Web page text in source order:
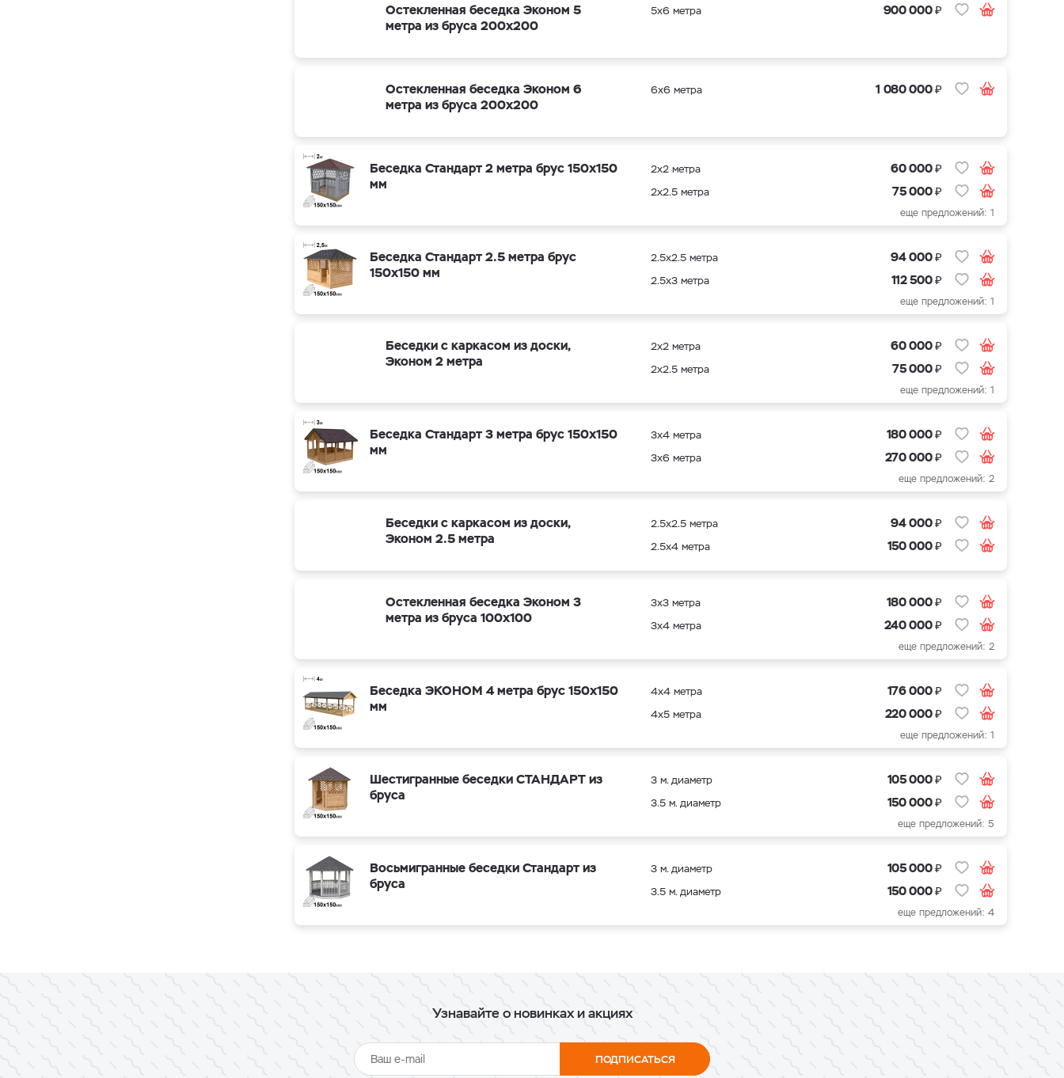
Остекленная беседка Эконом 5
метра из бруса 200х200
5х6 метра 900 000₽
Остекленная беседка Эконом 6
метра из бруса 200х200
6х6 метра 1 080 000₽
Беседка Стандарт 2 метра брус 150х150
мм
2х2 метра 60 000₽
2х2.5 метра 75 000₽
еще предложений: 1
Беседка Стандарт 2.5 метра брус
150х150 мм
2.5х2.5 метра 94 000₽
2.5х3 метра 112 500₽
еще предложений: 1
Беседки с каркасом из доски,
Эконом 2 метра
2х2 метра 60 000₽
2х2.5 метра 75 000₽
еще предложений: 1
Беседка Стандарт 3 метра брус 150х150
мм
3х4 метра 180 000₽
3х6 метра 270 000₽
еще предложений: 2
Беседки с каркасом из доски,
Эконом 2.5 метра
2.5х2.5 метра 94 000₽
2.5х4 метра 150 000₽
Остекленная беседка Эконом 3
метра из бруса 100х100
3х3 метра 180 000₽
3х4 метра 240 000₽
еще предложений: 2
Беседка ЭКОНОМ 4 метра брус 150х150
мм
4х4 метра 176 000₽
4х5 метра 220 000₽
еще предложений: 1
Шестигранные беседки СТАНДАРТ из
бруса
3 м. диаметр 105 000₽
3.5 м. диаметр 150 000₽
еще предложений: 5
Восьмигранные беседки Стандарт из
бруса
3 м. диаметр 105 000₽
3.5 м. диаметр 150 000₽
еще предложений: 4
Узнавайте о новинках и акциях
ПОДПИСАТЬСЯ